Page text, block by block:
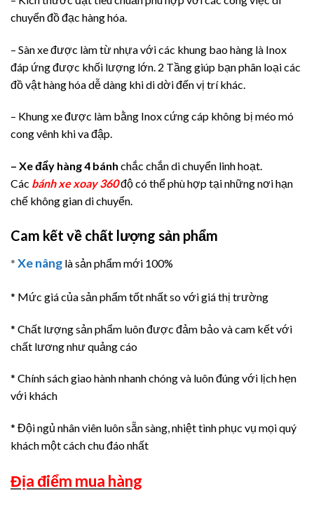
chuyển đồ đạc hàng hóa.
– Sàn xe được làm từ nhựa với các khung bao hàng là Inox
đáp ứng được khối lượng lớn. 2 Tầng giúp bạn phân loại các
đồ vật hàng hóa dễ dàng khi di dời đến vị trí khác.
– Khung xe được làm bằng Inox cứng cáp không bị méo mó
cong vênh khi va đập.
– Xe đẩy hàng 4 bánh chắc chắn di chuyển linh hoạt.
Các bánh xe xoay 360độ có thể phù hợp tại những nơi hạn
chế không gian di chuyển.
Cam kết về chất lượng sản phẩm
* Xe nâng là sản phẩm mới 100%
* Mức giá của sản phẩm tốt nhất so với giá thị trường
* Chất lượng sản phẩm luôn được đảm bảo và cam kết với
chất lương như quảng cáo
* Chính sách giao hành nhanh chóng và luôn đúng với lịch hẹn
với khách
* Đội ngủ nhân viên luôn sẵn sàng, nhiệt tình phục vụ mọi quý
khách một cách chu đáo nhất
Địa điểm mua hàng